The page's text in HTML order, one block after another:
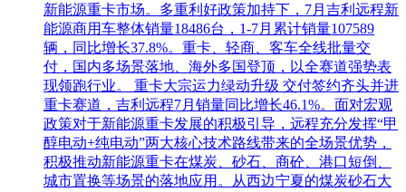
新能源重卡市场。多重利好政策加持下，7月吉利远程新
能源商用车整体销量18486台，1-7月累计销量107589
辆，同比增长37.8%。重卡、轻商、客车全线批量交
付，国内多场景落地、海外多国登顶，以全赛道强势表
现领跑行业。 重卡大宗运力绿动升级 交付签约齐头并进
重卡赛道，吉利远程7月销量同比增长46.1%。面对宏观
政策对于新能源重卡发展的积极引导，远程充分发挥“甲
醇电动+纯电动”两大核心技术路线带来的全场景优势，
积极推动新能源重卡在煤炭、砂石、商砼、港口短倒、
城市置换等场景的落地应用。从西边宁夏的煤炭砂石大